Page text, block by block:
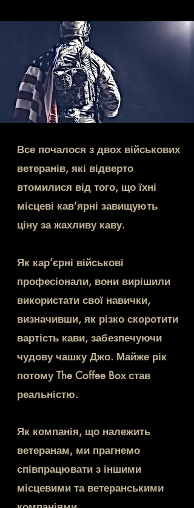
Все почалося з двох військових
ветеранів, які відверто
втомилися від того, що їхні
місцеві кав’ярні завищують
ціну за жахливу каву.
Як кар’єрні військові
професіонали, вони вирішили
використати свої навички,
визначивши, як різко скоротити
вартість кави, забезпечуючи
чудову чашку Джо. Майже рік
потому The Coffee Box став
реальністю.
Як компанія, що належить
ветеранам, ми прагнемо
співпрацювати з іншими
місцевими та ветеранськими